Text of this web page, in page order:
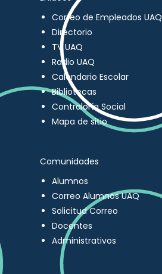
Correo de Empleados UAQ
Directorio
TV UAQ
Radio UAQ
Calendario Escolar
Bibliotecas
Contraloría Social
Mapa de sitio
Comunidades
Alumnos
Correo Alumnos UAQ
Solicitud Correo
Docentes
Administrativos